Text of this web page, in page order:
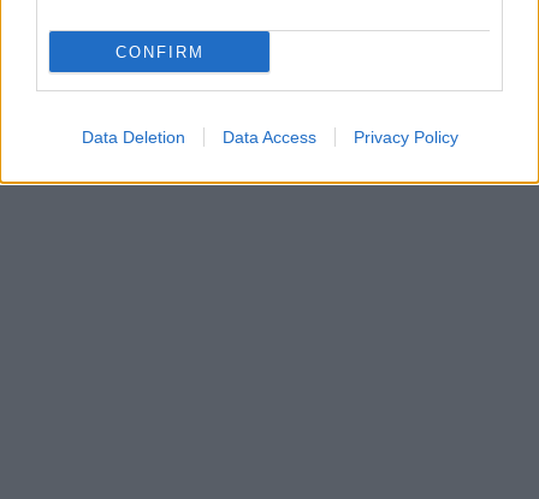
CONFIRM
Data Deletion Data Access Privacy Policy